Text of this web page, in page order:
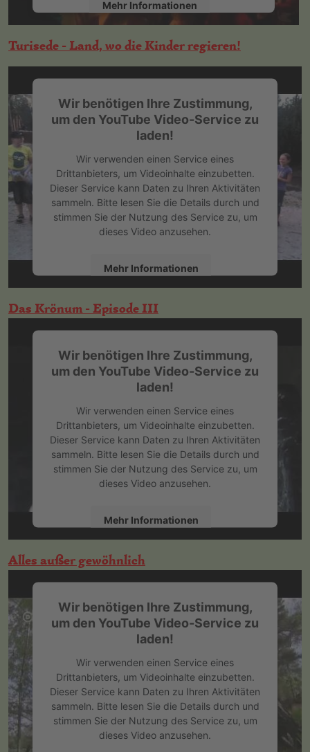
Mehr Informationen
Akzeptieren
powered byUsercentrics Consent
Management Platform&eRecht24
Turisede - Land, wo die Kinder regieren!
Wir benötigen Ihre Zustimmung,
um den YouTube Video-Service zu
laden!
Wir verwenden einen Service eines
Drittanbieters, um Videoinhalte einzubetten.
Dieser Service kann Daten zu Ihren Aktivitäten
sammeln. Bitte lesen Sie die Details durch und
stimmen Sie der Nutzung des Service zu, um
dieses Video anzusehen.
Mehr Informationen
Akzeptieren
powered byUsercentrics Consent
Das Krönum - Episode III
Wir benötigen Ihre Zustimmung,
um den YouTube Video-Service zu
laden!
Wir verwenden einen Service eines
Drittanbieters, um Videoinhalte einzubetten.
Dieser Service kann Daten zu Ihren Aktivitäten
sammeln. Bitte lesen Sie die Details durch und
stimmen Sie der Nutzung des Service zu, um
dieses Video anzusehen.
Mehr Informationen
Akzeptieren
powered byUsercentrics Consent
Alles außer gewöhnlich
Wir benötigen Ihre Zustimmung,
um den YouTube Video-Service zu
laden!
Wir verwenden einen Service eines
Drittanbieters, um Videoinhalte einzubetten.
Dieser Service kann Daten zu Ihren Aktivitäten
sammeln. Bitte lesen Sie die Details durch und
stimmen Sie der Nutzung des Service zu, um
dieses Video anzusehen.